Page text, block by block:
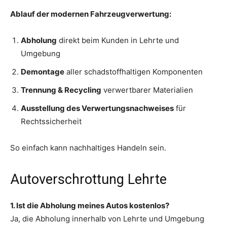
Ablauf der modernen Fahrzeugverwertung:
Abholung direkt beim Kunden in Lehrte und
Umgebung
Demontage aller schadstoffhaltigen Komponenten
Trennung & Recycling verwertbarer Materialien
Ausstellung des Verwertungsnachweises für
Rechtssicherheit
So einfach kann nachhaltiges Handeln sein.
Autoverschrottung Lehrte
1. Ist die Abholung meines Autos kostenlos?
Ja, die Abholung innerhalb von Lehrte und Umgebung